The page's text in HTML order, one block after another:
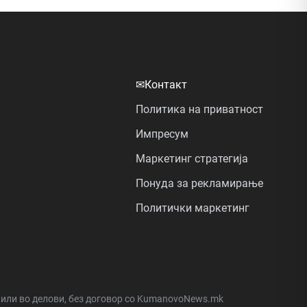
✉Контакт
Политика на приватност
Импресум
Маркетинг стратегија
Понуда за рекламирање
Политички маркетинг
во делови, без договор со KumanovoNews.mk